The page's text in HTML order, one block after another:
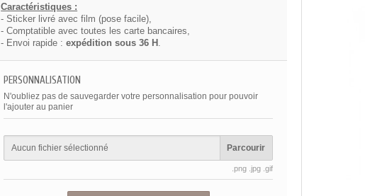
Caractéristiques :
- Sticker livré avec film (pose facile),
- Comptatible avec toutes les carte bancaires,
- Envoi rapide :expédition sous 36 H .
PERSONNALISATION
N'oubliez pas de sauvegarder votre personnalisation pour pouvoir
l'ajouter au panier
Aucun fichier sélectionné Parcourir
.png .jpg .gif